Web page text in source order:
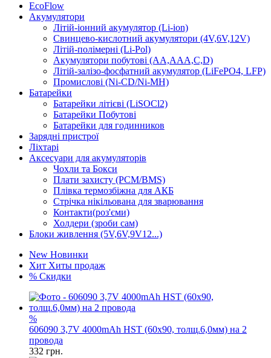
EcoFlow
Акумулятори
Літій-іонний акумулятор (Li-ion)
Свинцево-кислотний акумулятори (4V,6V,12V)
Літій-полімерні (Li-Pol)
Акумулятори побутові (AA,AAA,C,D)
Літій-залізо-фосфатний акумулятор (LiFePO4, LFP)
Промислові (Ni-CD/Ni-MH)
Батарейки
Батарейки літієві (LiSOCl2)
Батарейки Побутові
Батарейки для годинников
Зарядні пристрої
Ліхтарі
Аксесуари для акумуляторів
Чохли та Бокси
Плати захисту (PCM/BMS)
Плівка термозбіжна для АКБ
Стрічка нікільована для зварювання
Контакти(роз'єми)
Холдери (зроби сам)
Блоки живлення (5V,6V,9V12...)
New Новинки
Хит Хиты продаж
% Скидки
%
606090 3,7V 4000mAh HST (60x90, толщ.6,0мм) на 2
провода
332 грн.